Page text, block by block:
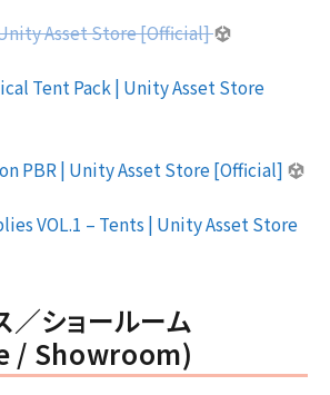
Asset Store [Official]
Tent Pack | Unity Asset Store
PBR | Unity Asset Store [Official]
VOL.1 – Tents | Unity Asset Store
／ショールーム
/ Showroom)